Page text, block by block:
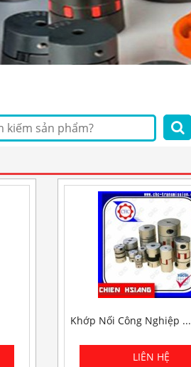
Khớp Nối Công Nghiệp ...